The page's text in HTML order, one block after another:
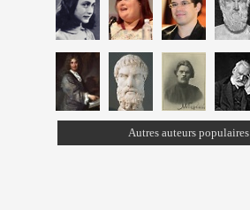
Autres auteurs populaires